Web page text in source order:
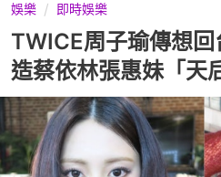
娛樂 即時娛樂
TWICE周子瑜傳想
造蔡依林張惠妹「天